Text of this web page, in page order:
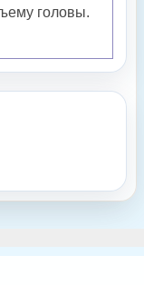
головы.